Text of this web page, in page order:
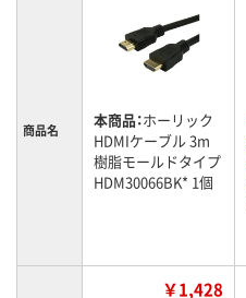
商品名 本商品：ホーリック
HDMIケーブル 3m
樹脂モールドタイプ
HDM30066BK* 1個
￥1,428